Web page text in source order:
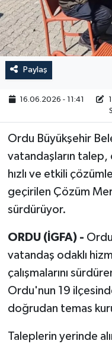
Paylaş
16.06.2026 - 11:41
Ordu Büyükşehir
vatandaşların
hızlı ve etkili
geçirilen Çözüm
sürdürüyor.
ORDU (İGFA) -
vatandaş odaklı
çalışmalarını
Ordu'nun 19
doğrudan temas
Taleplerin yerinde
RESMİ İLAN